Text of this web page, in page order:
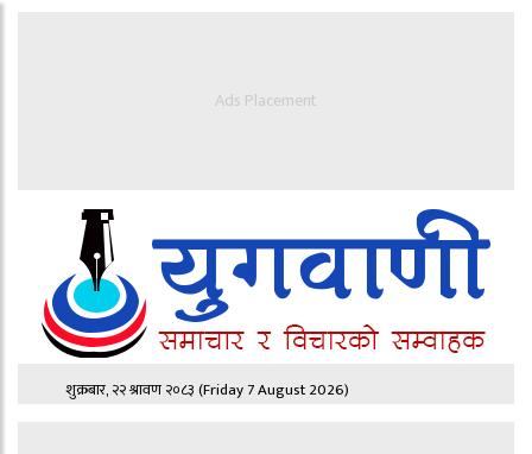
Ads Placement
शुक्रबार, २२ श्रावण २०८३(Friday 7 August 2026)